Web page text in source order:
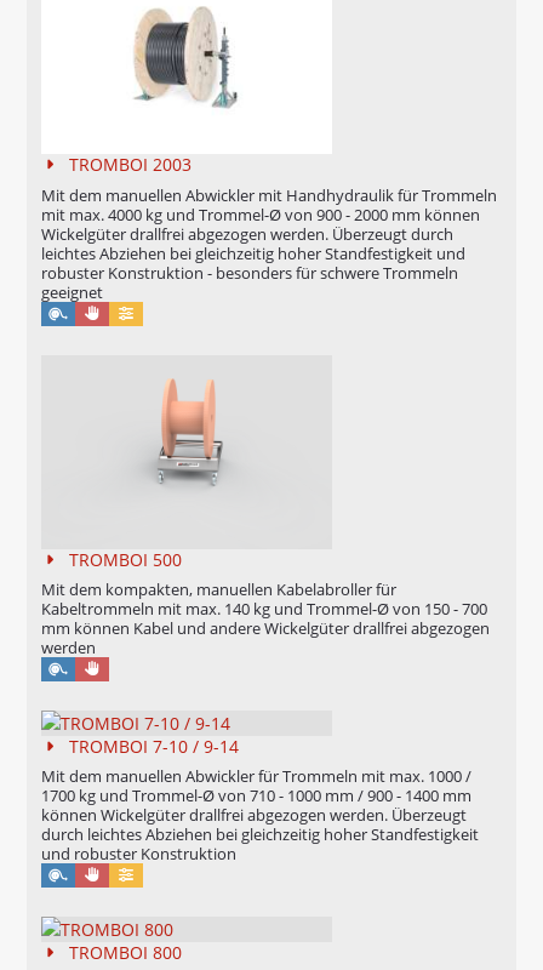
TROMBOI 2003
Mit dem manuellen Abwickler mit Handhydraulik für Trommeln
mit max. 4000 kg und Trommel-Ø von 900 - 2000 mm können
Wickelgüter drallfrei abgezogen werden. Überzeugt durch
leichtes Abziehen bei gleichzeitig hoher Standfestigkeit und
robuster Konstruktion - besonders für schwere Trommeln
geeignet
Manuell
Konfigurierbar
TROMBOI 500
Mit dem kompakten, manuellen Kabelabroller für
Kabeltrommeln mit max. 140 kg und Trommel-Ø von 150 - 700
mm können Kabel und andere Wickelgüter drallfrei abgezogen
werden
Manuell
TROMBOI 7-10 / 9-14
Mit dem manuellen Abwickler für Trommeln mit max. 1000 /
1700 kg und Trommel-Ø von 710 - 1000 mm / 900 - 1400 mm
können Wickelgüter drallfrei abgezogen werden. Überzeugt
durch leichtes Abziehen bei gleichzeitig hoher Standfestigkeit
und robuster Konstruktion
Manuell
Konfigurierbar
TROMBOI 800